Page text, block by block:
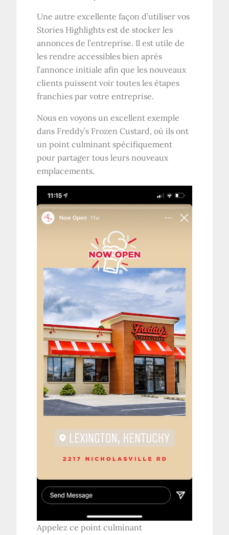
Une autre excellente façon d’utiliser vos
Stories Highlights est de stocker les
annonces de l’entreprise. Il est utile de
les rendre accessibles bien après
l’annonce initiale afin que les nouveaux
clients puissent voir toutes les étapes
franchies par votre entreprise.
Nous en voyons un excellent exemple
dans Freddy’s Frozen Custard, où ils ont
un point culminant spécifiquement
pour partager tous leurs nouveaux
emplacements.
Appelez ce point culminant